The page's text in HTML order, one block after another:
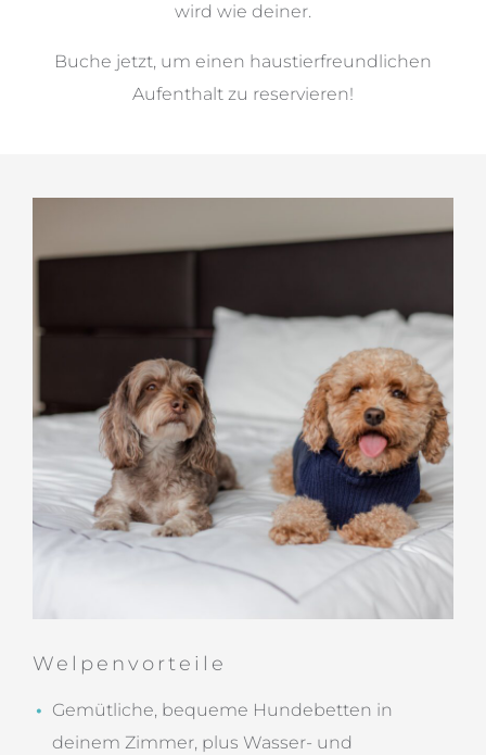
wird wie deiner.
Buche jetzt, um einen haustierfreundlichen
Aufenthalt zu reservieren!
Welpenvorteile
Gemütliche, bequeme Hundebetten in
deinem Zimmer, plus Wasser- und